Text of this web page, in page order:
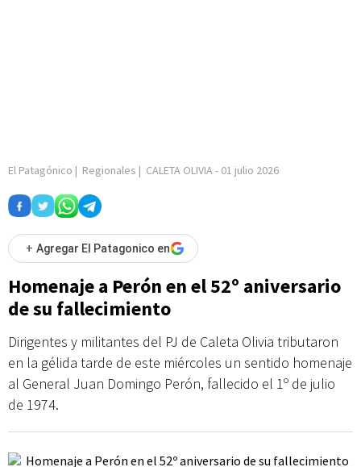
El Patagónico | Regionales | CALETA OLIVIA- 01 julio 2026
+ Agregar El Patagonico en
Homenaje a Perón en el 52º aniversario
de su fallecimiento
Dirigentes y militantes del PJ de Caleta Olivia tributaron
en la gélida tarde de este miércoles un sentido homenaje
al General Juan Domingo Perón, fallecido el 1º de julio
de 1974.